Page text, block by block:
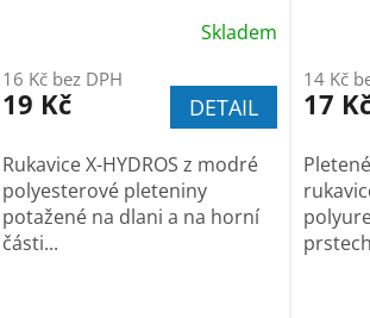
Skladem
16 Kč bez DPH
19 Kč DETAIL
Rukavice X-HYDROS z modré
polyesterové pleteniny
potažené na dlani a na horní
části...
14 Kč
17